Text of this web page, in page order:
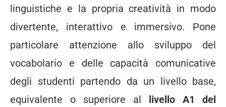
linguistiche e la propria creatività in modo
divertente, interattivo e immersivo. Pone
particolare attenzione allo sviluppo del
vocabolario e delle capacità comunicative
degli studenti partendo da un livello base,
equivalente o superiore al livello A1 del